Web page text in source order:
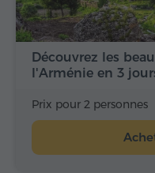
Découvrez les
l'Arménie en 3
Prix pour 2 personnes